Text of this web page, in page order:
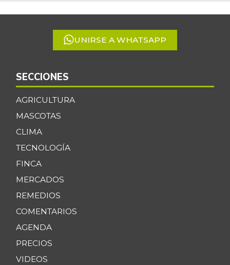
5
UNIRSE A WHATSAPP
SECCIONES
AGRICULTURA
MASCOTAS
CLIMA
TECNOLOGÍA
FINCA
MERCADOS
REMEDIOS
COMENTARIOS
AGENDA
PRECIOS
VIDEOS